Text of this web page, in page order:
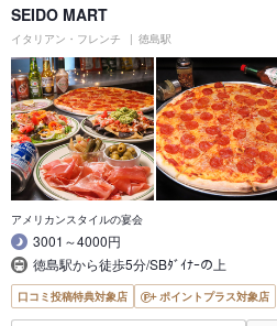
SEIDO MART
イタリアン・フレンチ 徳島駅
アメリカンスタイルの宴会
3001～4000円
徳島駅から徒歩5分/SBﾀﾞｲﾅｰの上
口コミ投稿特典対象店 ポイントプラス対象店